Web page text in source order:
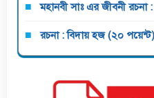
মহানবী সাঃ এর জীবনী রচনা
রচনা : বিদায় হজ (২০